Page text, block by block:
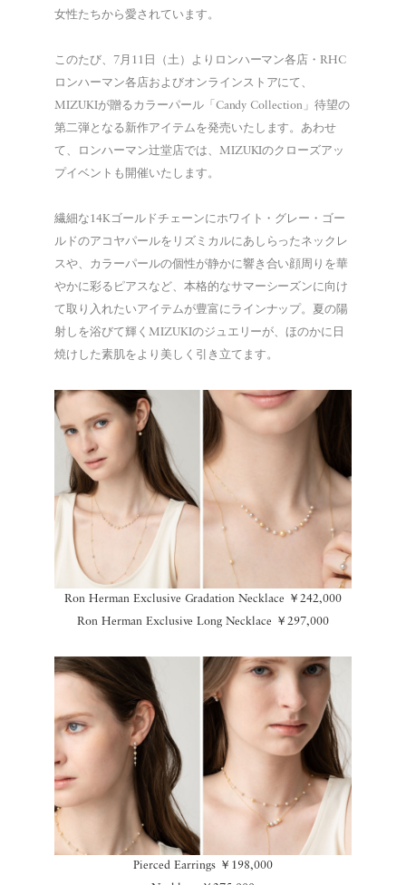
女性たちから愛されています。
このたび、7月11日（土）よりロンハーマン各店・RHC
ロンハーマン各店およびオンラインストアにて、
MIZUKIが贈るカラーパール「Candy Collection」待望の
第二弾となる新作アイテムを発売いたします。あわせ
て、ロンハーマン辻堂店では、MIZUKIのクローズアッ
プイベントも開催いたします。
繊細な14Kゴールドチェーンにホワイト・グレー・ゴー
ルドのアコヤパールをリズミカルにあしらったネックレ
スや、カラーパールの個性が静かに響き合い顔周りを華
やかに彩るピアスなど、本格的なサマーシーズンに向け
て取り入れたいアイテムが豊富にラインナップ。夏の陽
射しを浴びて輝くMIZUKIのジュエリーが、ほのかに日
焼けした素肌をより美しく引き立てます。
Ron Herman Exclusive Gradation Necklace ￥242,000
Ron Herman Exclusive Long Necklace ￥297,000
Pierced Earrings ￥198,000